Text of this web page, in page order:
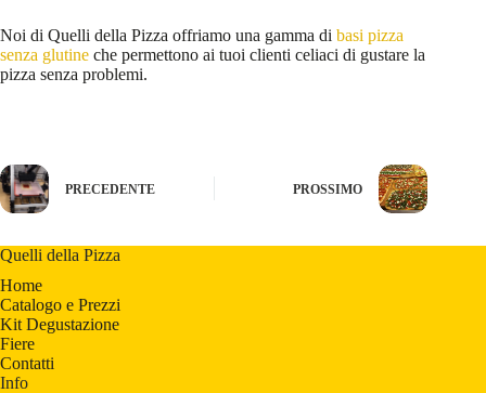
Noi di Quelli della Pizza offriamo una gamma di basi pizza
senza glutine che permettono ai tuoi clienti celiaci di gustare la
pizza senza problemi.
PRECEDENTE PROSSIMO
Quelli della Pizza
Home
Catalogo e Prezzi
Kit Degustazione
Fiere
Contatti
Info